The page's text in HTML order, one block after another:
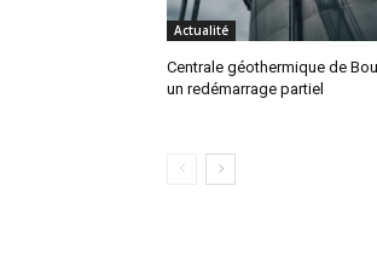
Actualité
Centrale géothermique de
un redémarrage partiel